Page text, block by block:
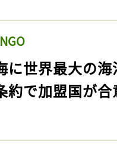
に世界最大の
約で加盟国が合